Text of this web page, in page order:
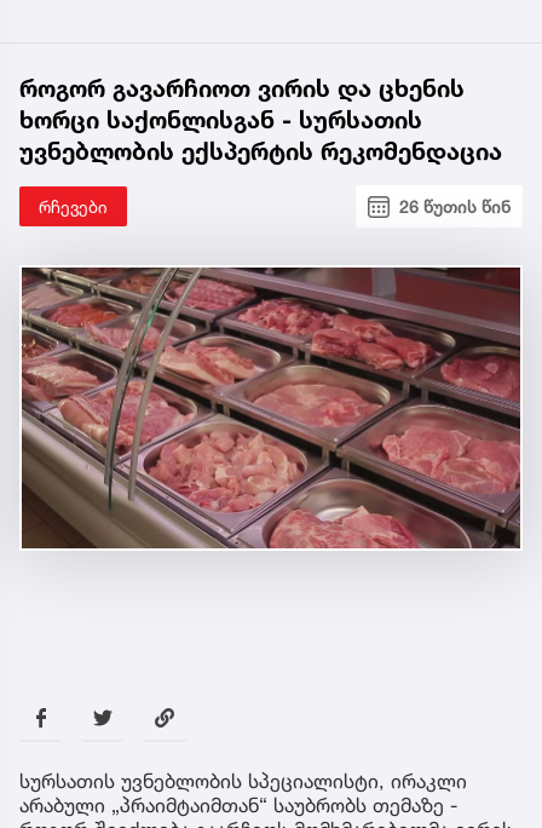
როგორ გავარჩიოთ ვირის და ცხენის
ხორცი საქონლისგან - სურსათის
უვნებლობის ექსპერტის რეკომენდაცია
რჩევები 26 წუთის წინ
სურსათის უვნებლობის სპეციალისტი, ირაკლი
არაბული „პრაიმტაიმთან“ საუბრობს თემაზე -